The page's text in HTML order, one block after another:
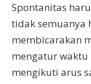
Spontanitas
tidak semuanya
membicarakan
mengatur waktu
mengikuti arus